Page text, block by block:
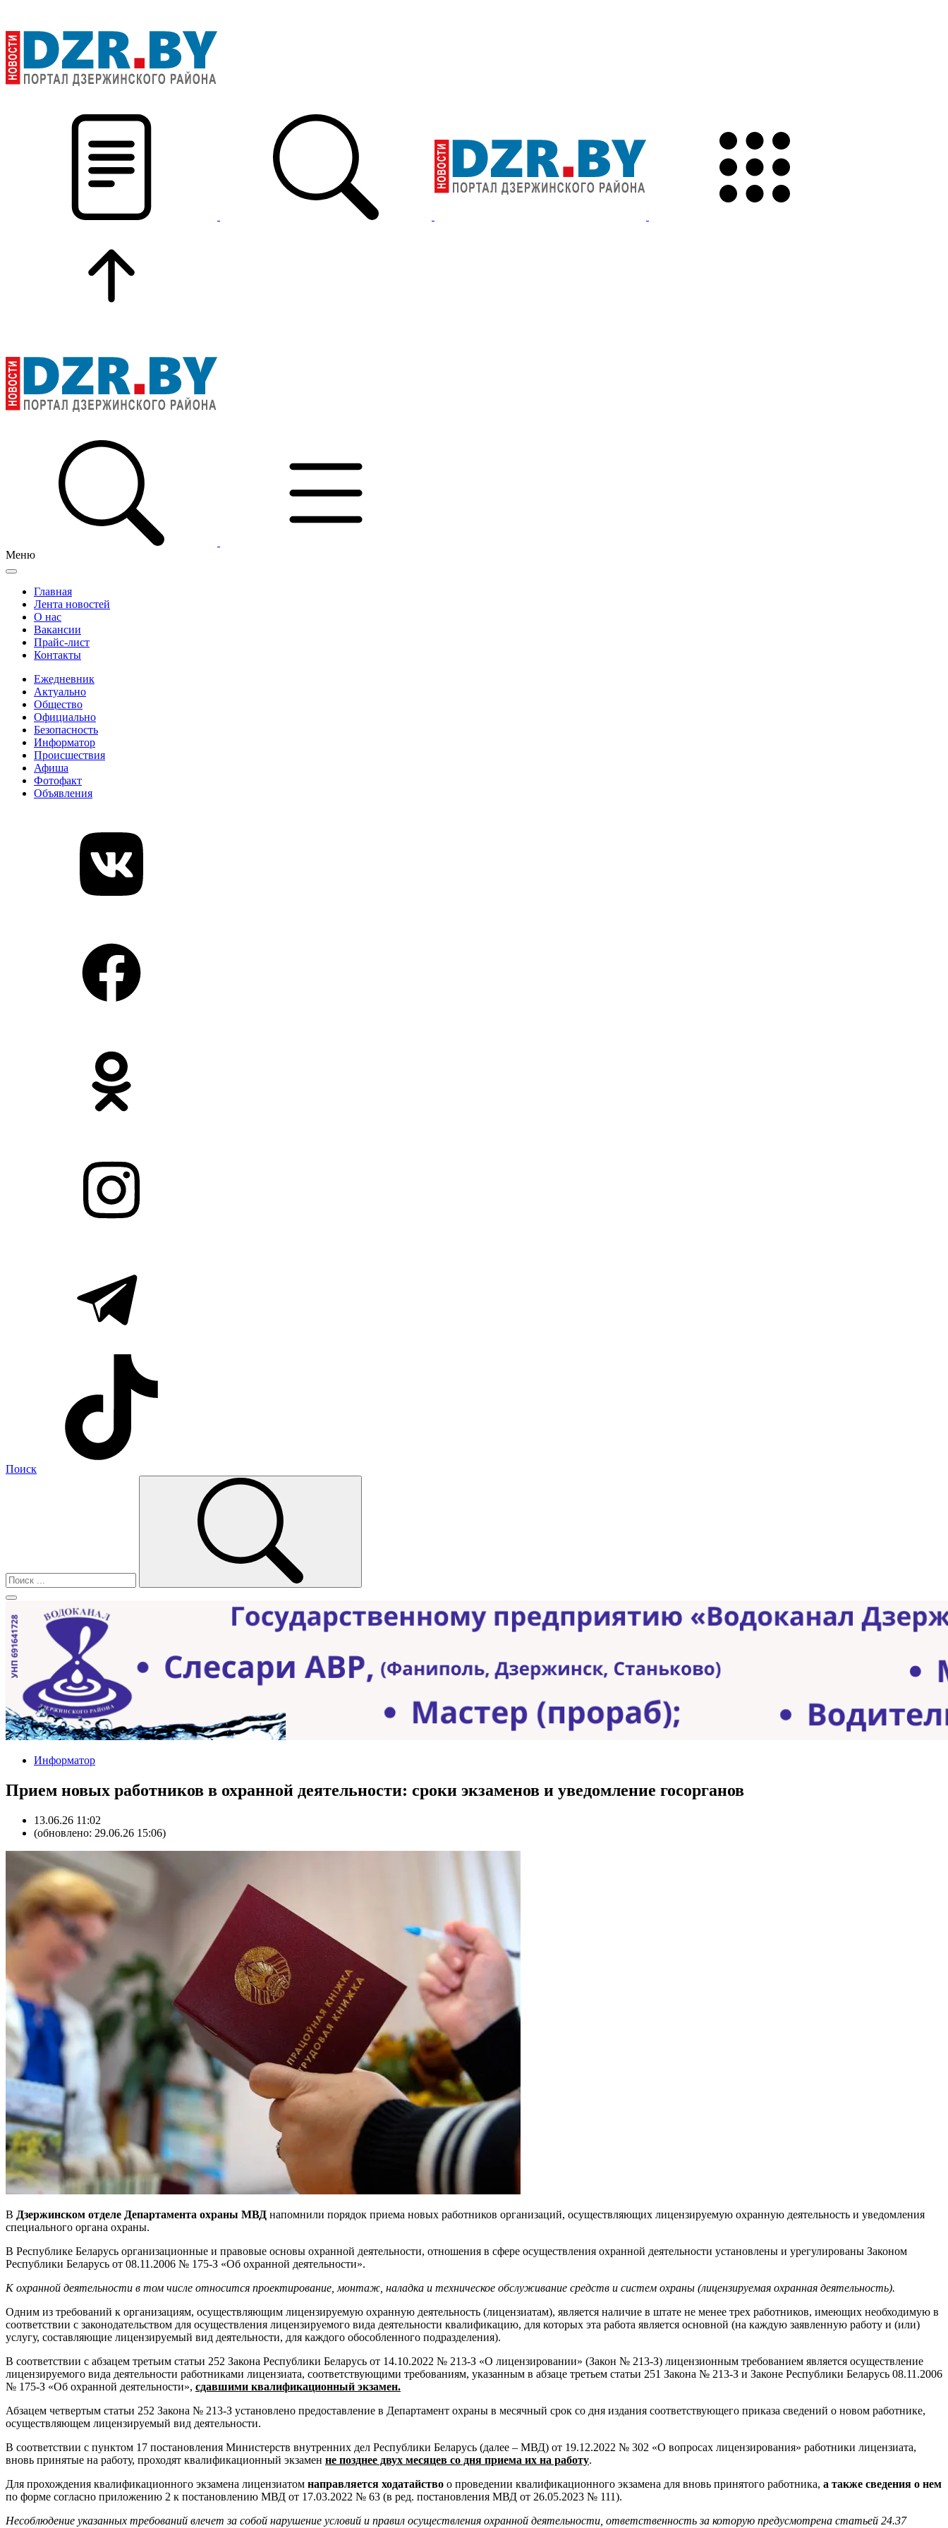
Меню
Главная
Лента новостей
О нас
Вакансии
Прайс-лист
Контакты
Ежедневник
Актуально
Общество
Официально
Безопасность
Информатор
Происшествия
Афиша
Фотофакт
Объявления
Поиск
Информатор
Прием новых работников в охранной деятельности: сроки экзаменов и уведомление госорганов
13.06.26 11:02
(обновлено: 29.06.26 15:06)
В Дзержинском отделе Департамента охраны МВД напомнили порядок приема новых работников организаций, осуществляющих лицензируемую охранную деятельность и уведомления
специального органа охраны.
В Республике Беларусь организационные и правовые основы охранной деятельности, отношения в сфере осуществления охранной деятельности установлены и урегулированы Законом
Республики Беларусь от 08.11.2006 № 175-З «Об охранной деятельности».
К охранной деятельности в том числе относится проектирование, монтаж, наладка и техническое обслуживание средств и систем охраны (лицензируемая охранная деятельность).
Одним из требований к организациям, осуществляющим лицензируемую охранную деятельность (лицензиатам), является наличие в штате не менее трех работников, имеющих необходимую в
соответствии с законодательством для осуществления лицензируемого вида деятельности квалификацию, для которых эта работа является основной (на каждую заявленную работу и (или)
услугу, составляющие лицензируемый вид деятельности, для каждого обособленного подразделения).
В соответствии с абзацем третьим статьи 252 Закона Республики Беларусь от 14.10.2022 № 213-З «О лицензировании» (Закон № 213-З) лицензионным требованием является осуществление
лицензируемого вида деятельности работниками лицензиата, соответствующими требованиям, указанным в абзаце третьем статьи 251 Закона № 213-З и Законе Республики Беларусь 08.11.2006
№ 175-З «Об охранной деятельности», сдавшими квалификационный экзамен.
Абзацем четвертым статьи 252 Закона № 213-З установлено предоставление в Департамент охраны в месячный срок со дня издания соответствующего приказа сведений о новом работнике,
осуществляющем лицензируемый вид деятельности.
В соответствии с пунктом 17 постановления Министерств внутренних дел Республики Беларусь (далее – МВД) от 19.12.2022 № 302 «О вопросах лицензирования» работники лицензиата,
вновь принятые на работу, проходят квалификационный экзамен не позднее двух месяцев со дня приема их на работу.
Для прохождения квалификационного экзамена лицензиатом направляется ходатайство о проведении квалификационного экзамена для вновь принятого работника, а также сведения о нем
по форме согласно приложению 2 к постановлению МВД от 17.03.2022 № 63 (в ред. постановления МВД от 26.05.2023 № 111).
Несоблюдение указанных требований влечет за собой нарушение условий и правил осуществления охранной деятельности, ответственность за которую предусмотрена статьей 24.37